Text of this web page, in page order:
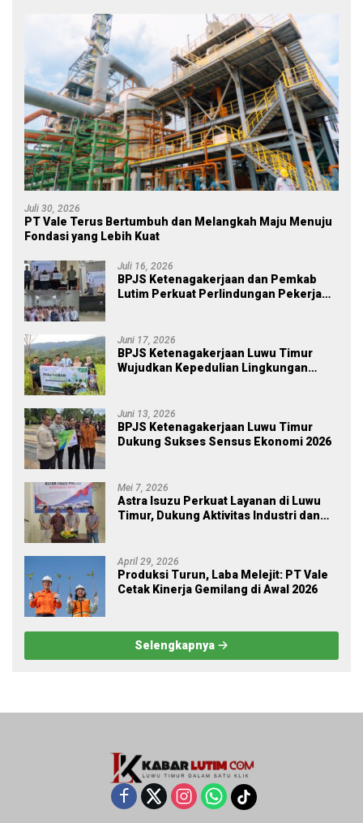
Juli 30, 2026
PT Vale Terus Bertumbuh dan Melangkah Maju Menuju
Fondasi yang Lebih Kuat
Juli 16, 2026
BPJS Ketenagakerjaan dan Pemkab
Lutim Perkuat Perlindungan Pekerja
Juni 17, 2026
BPJS Ketenagakerjaan Luwu Timur
Wujudkan Kepedulian Lingkungan
Juni 13, 2026
BPJS Ketenagakerjaan Luwu Timur
Dukung Sukses Sensus Ekonomi 2026
Mei 7, 2026
Astra Isuzu Perkuat Layanan di Luwu
Timur, Dukung Aktivitas Industri dan
April 29, 2026
Produksi Turun, Laba Melejit: PT Vale
Cetak Kinerja Gemilang di Awal 2026
Selengkapnya